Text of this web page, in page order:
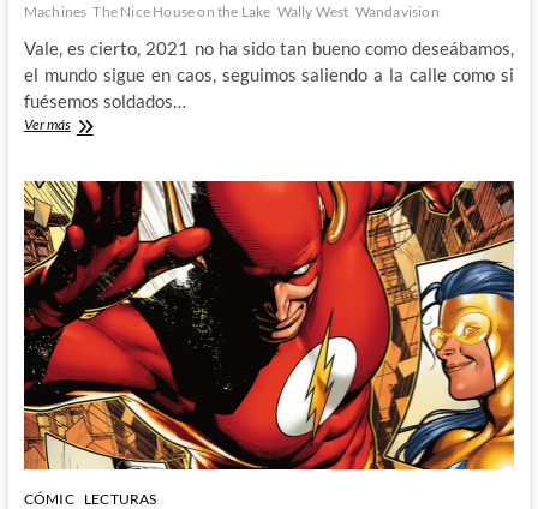
Machines The Nice House on the Lake Wally West Wandavision
Vale, es cierto, 2021 no ha sido tan bueno como deseábamos,
el mundo sigue en caos, seguimos saliendo a la calle como si
fuésemos soldados…
Ver másNo
sido
malo
en
2021,
en
serio
CÓMIC LECTURAS